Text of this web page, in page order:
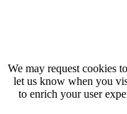
We may request
let us know when
to enrich your